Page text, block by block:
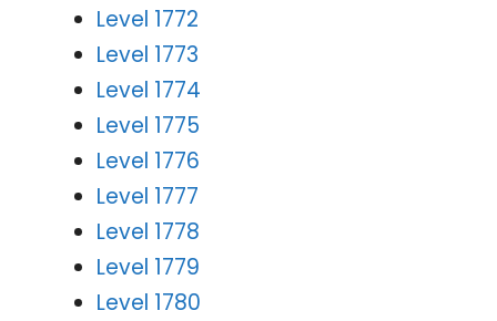
Level 1772
Level 1773
Level 1774
Level 1775
Level 1776
Level 1777
Level 1778
Level 1779
Level 1780